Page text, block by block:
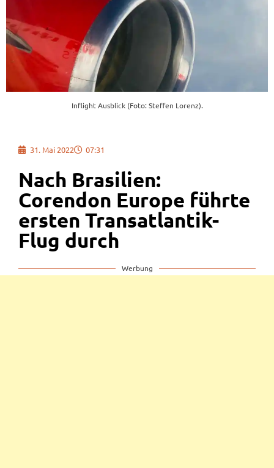
Inflight Ausblick (Foto: Steffen Lorenz).
31. Mai 2022 07:31
Nach Brasilien:
Corendon Europe führte
ersten Transatlantik-
Flug durch
Werbung